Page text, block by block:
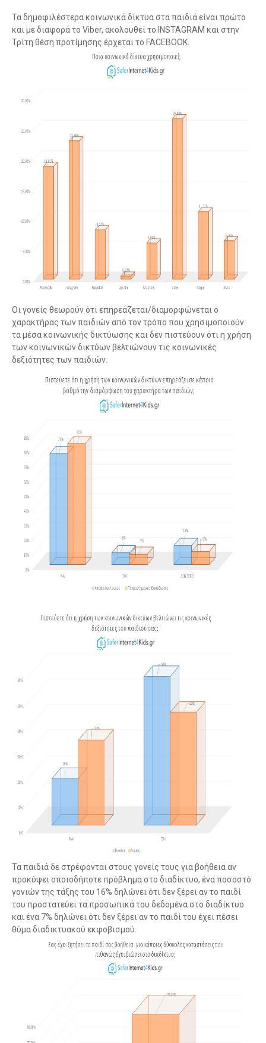
Τα δημοφιλέστερα κοινωνικά δίκτυα στα παιδιά είναι πρώτο
και με διαφορά το Viber, ακολουθεί το INSTAGRAM και στην
Τρίτη θέση προτίμησης έρχεται το FACEBOOK.
Οι γονείς θεωρούν ότι επηρεάζεται/διαμορφώνεται ο
χαρακτήρας των παιδιών από τον τρόπο που χρησιμοποιούν
τα μέσα κοινωνικής δικτύωσης και δεν πιστεύουν ότι η χρήση
των κοινωνικών δικτύων βελτιώνουν τις κοινωνικές
δεξιότητες των παιδιών.
Τα παιδιά δε στρέφονται στους γονείς τους για βοήθεια αν
προκύψει οποιοδήποτε πρόβλημα στο διαδίκτυο, ένα ποσοστό
γονιών της τάξης του 16% δηλώνει ότι δεν ξέρει αν το παιδί
του προστατεύει τα προσωπικά του δεδομένα στο διαδίκτυο
και ένα 7% δηλώνει ότι δεν ξέρει αν το παιδί του έχει πέσει
θύμα διαδικτυακού εκφοβισμού.